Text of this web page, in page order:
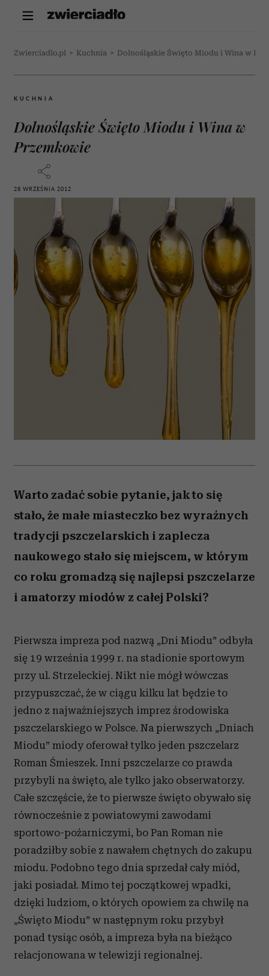
Zwierciadlo.pl > Kuchnia > Dolnośląskie Święto Miodu i Wina w
KUCHNIA
Dolnośląskie Święto Miodu i Wina w
Przemkowie
28 WRZEŚNIA 2012
Warto zadać sobie pytanie, jak to się
stało, że małe miasteczko bez wyraźnych
tradycji pszczelarskich i zaplecza
naukowego stało się miejscem, w którym
co roku gromadzą się najlepsi pszczelarze
i amatorzy miodów z całej Polski?
Pierwsza impreza pod nazwą „Dni Miodu” odbyła
się 19 września 1999 r. na stadionie sportowym
przy ul. Strzeleckiej. Nikt nie mógł wówczas
przypuszczać, że w ciągu kilku lat będzie to
jedno z najważniejszych imprez środowiska
pszczelarskiego w Polsce. Na pierwszych „Dniach
Miodu” miody oferował tylko jeden pszczelarz
Roman Śmieszek. Inni pszczelarze co prawda
przybyli na święto, ale tylko jako obserwatorzy.
Całe szczęście, że to pierwsze święto obywało się
równocześnie z powiatowymi zawodami
sportowo-pożarniczymi, bo Pan Roman nie
poradziłby sobie z nawałem chętnych do zakupu
miodu. Podobno tego dnia sprzedał cały miód,
jaki posiadał. Mimo tej początkowej wpadki,
dzięki ludziom, o których opowiem za chwilę na
„Święto Miodu” w następnym roku przybył
ponad tysiąc osób, a impreza była na bieżąco
relacjonowana w telewizji regionalnej.